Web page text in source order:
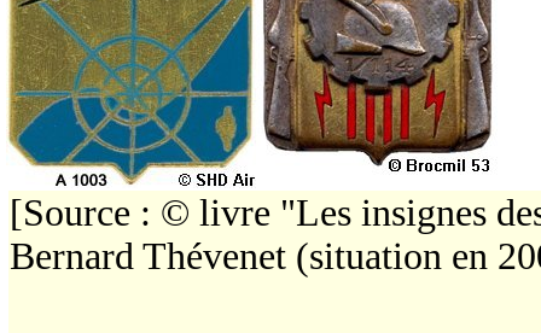
[Source : © livre "Les insignes
Bernard Thévenet (situation en